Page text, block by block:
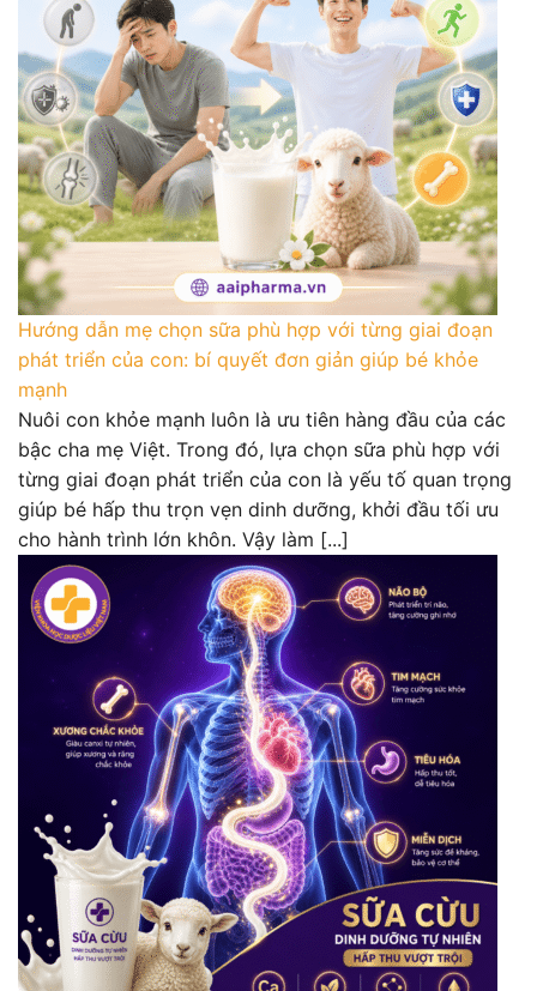
Hướng dẫn mẹ chọn sữa phù hợp với từng giai đoạn
phát triển của con: bí quyết đơn giản giúp bé khỏe
mạnh
Nuôi con khỏe mạnh luôn là ưu tiên hàng đầu của các
bậc cha mẹ Việt. Trong đó, lựa chọn sữa phù hợp với
từng giai đoạn phát triển của con là yếu tố quan trọng
giúp bé hấp thu trọn vẹn dinh dưỡng, khởi đầu tối ưu
cho hành trình lớn khôn. Vậy làm [...]